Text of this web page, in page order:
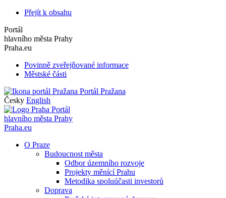
Přejít k obsahu
Portál
hlavního města Prahy
Praha.eu
Povinně zveřejňované informace
Městské části
Portál Pražana
Česky English
Portál
hlavního města Prahy
Praha.eu
O Praze
Budoucnost města
Odbor územního rozvoje
Projekty měnící Prahu
Metodika spoluúčasti investorů
Doprava